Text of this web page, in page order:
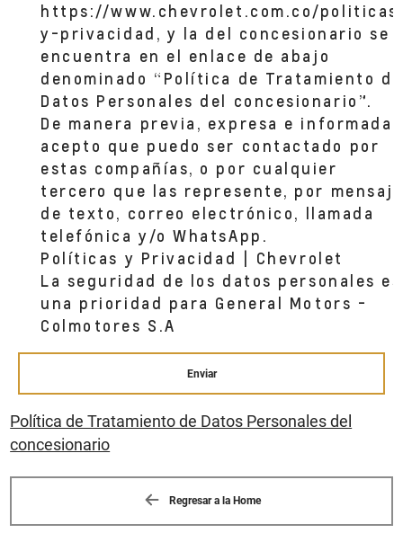
https://www.chevrolet.com.co/
y-privacidad, y la del concesionario se
encuentra en el enlace de abajo
denominado “Política de Tratamiento de
Datos Personales del concesionario”.
De manera previa, expresa e informada,
acepto que puedo ser contactado por
estas compañías, o por cualquier
tercero que las represente, por
de texto, correo electrónico, llamada
telefónica y/o WhatsApp.
Políticas y Privacidad | Chevrolet
La seguridad de los datos personales es
una prioridad para General Motors -
Colmotores S.A
Enviar
Política de Tratamiento de Datos Personales del
concesionario
Regresar a la Home